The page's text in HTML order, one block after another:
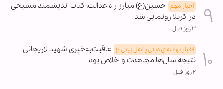
اخبار مهم حسین(ع) مبارز راه عدالت؛ کتاب اندیشمند مسیحی
در کربلا رونمایی شد
۳ روز قبل
اخبار نهادهای دینی و اهل بیتی ع عاقبت‌به‌خیری شهید لاریجانی
نتیجه سال‌ها مجاهدت و اخلاص بود
۲ روز قبل